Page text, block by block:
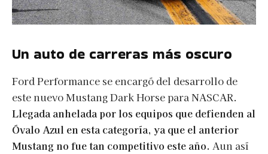
Un auto de carreras más oscuro
Ford Performance se encargó del desarrollo de
este nuevo Mustang Dark Horse para NASCAR.
Llegada anhelada por los equipos que defienden al
Óvalo Azul en esta categoría, ya que el anterior
Mustang no fue tan competitivo este año. Aun así